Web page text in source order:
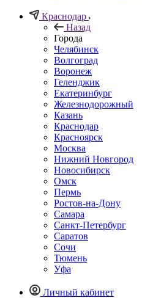
Краснодар
Назад
Города
Челябинск
Волгоград
Воронеж
Геленджик
Екатеринбург
Железнодорожный
Казань
Краснодар
Красноярск
Москва
Нижний Новгород
Новосибирск
Омск
Пермь
Ростов-на-Дону
Самара
Санкт-Петербург
Саратов
Сочи
Тюмень
Уфа
Личный кабинет